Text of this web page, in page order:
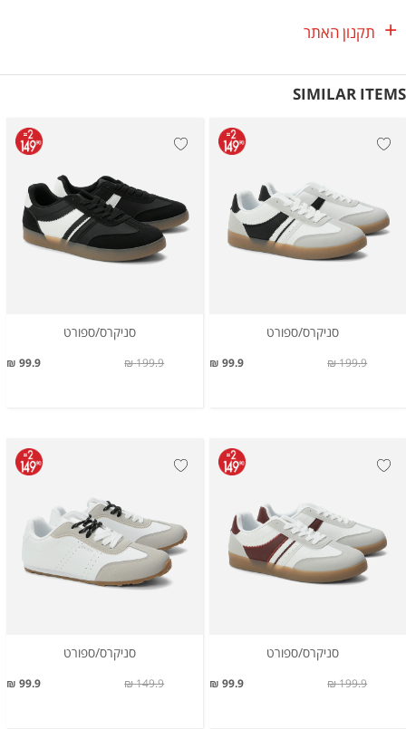
תקנון האתר
SIMILAR ITEMS
סניקרס/ספורט
99.9 ₪ 199.9 ₪
סניקרס/ספורט
99.9 ₪ 199.9 ₪
סניקרס/ספורט
99.9 ₪ 199.9 ₪
סניקרס/ספורט
99.9 ₪ 149.9 ₪